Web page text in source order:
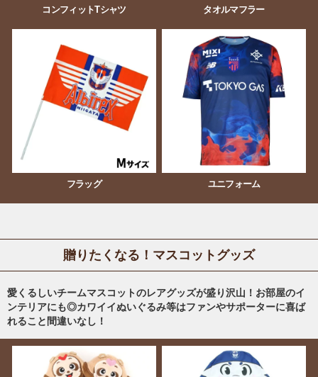
コンフィットTシャツ タオルマフラー
フラッグ ユニフォーム
贈りたくなる！マスコットグッズ
愛くるしいチームマスコットのレアグッズが盛り沢山！お部屋のイ
ンテリアにも◎カワイイぬいぐるみ等はファンやサポーターに喜ば
れること間違いなし！